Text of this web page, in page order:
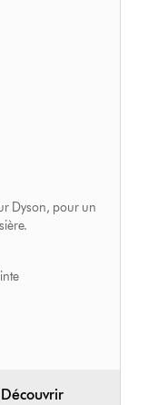
Dyson, pour un
Découvrir